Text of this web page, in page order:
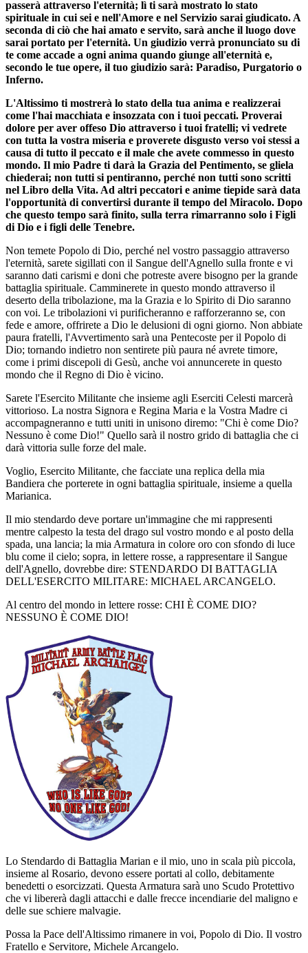
passerà attraverso l'eternità; lì ti sarà mostrato lo stato
spirituale in cui sei e nell'Amore e nel Servizio sarai giudicato. A
seconda di ciò che hai amato e servito, sarà anche il luogo dove
sarai portato per l'eternità. Un giudizio verrà pronunciato su di
te come accade a ogni anima quando giunge all'eternità e,
secondo le tue opere, il tuo giudizio sarà: Paradiso, Purgatorio o
Inferno.
L'Altissimo ti mostrerà lo stato della tua anima e realizzerai
come l'hai macchiata e insozzata con i tuoi peccati. Proverai
dolore per aver offeso Dio attraverso i tuoi fratelli; vi vedrete
con tutta la vostra miseria e proverete disgusto verso voi stessi a
causa di tutto il peccato e il male che avete commesso in questo
mondo. Il mio Padre ti darà la Grazia del Pentimento, se gliela
chiederai; non tutti si pentiranno, perché non tutti sono scritti
nel Libro della Vita. Ad altri peccatori e anime tiepide sarà data
l'opportunità di convertirsi durante il tempo del Miracolo. Dopo
che questo tempo sarà finito, sulla terra rimarranno solo i Figli
di Dio e i figli delle Tenebre.
Non temete Popolo di Dio, perché nel vostro passaggio attraverso
l'eternità, sarete sigillati con il Sangue dell'Agnello sulla fronte e vi
saranno dati carismi e doni che potreste avere bisogno per la grande
battaglia spirituale. Camminerete in questo mondo attraverso il
deserto della tribolazione, ma la Grazia e lo Spirito di Dio saranno
con voi. Le tribolazioni vi purificheranno e rafforzeranno se, con
fede e amore, offrirete a Dio le delusioni di ogni giorno. Non abbiate
paura fratelli, l'Avvertimento sarà una Pentecoste per il Popolo di
Dio; tornando indietro non sentirete più paura né avrete timore,
come i primi discepoli di Gesù, anche voi annuncerete in questo
mondo che il Regno di Dio è vicino.
Sarete l'Esercito Militante che insieme agli Eserciti Celesti marcerà
vittorioso. La nostra Signora e Regina Maria e la Vostra Madre ci
accompagneranno e tutti uniti in unisono diremo: "Chi è come Dio?
Nessuno è come Dio!" Quello sarà il nostro grido di battaglia che ci
darà vittoria sulle forze del male.
Voglio, Esercito Militante, che facciate una replica della mia
Bandiera che porterete in ogni battaglia spirituale, insieme a quella
Marianica.
Il mio stendardo deve portare un'immagine che mi rappresenti
mentre calpesto la testa del drago sul vostro mondo e al posto della
spada, una lancia; la mia Armatura in colore oro con sfondo di luce
blu come il cielo; sopra, in lettere rosse, a rappresentare il Sangue
dell'Agnello, dovrebbe dire: STENDARDO DI BATTAGLIA
DELL'ESERCITO MILITARE: MICHAEL ARCANGELO.
Al centro del mondo in lettere rosse: CHI È COME DIO?
NESSUNO È COME DIO!
Lo Stendardo di Battaglia Marian e il mio, uno in scala più piccola,
insieme al Rosario, devono essere portati al collo, debitamente
benedetti o esorcizzati. Questa Armatura sarà uno Scudo Protettivo
che vi libererà dagli attacchi e dalle frecce incendiarie del maligno e
delle sue schiere malvagie.
Possa la Pace dell'Altissimo rimanere in voi, Popolo di Dio. Il vostro
Fratello e Servitore, Michele Arcangelo.